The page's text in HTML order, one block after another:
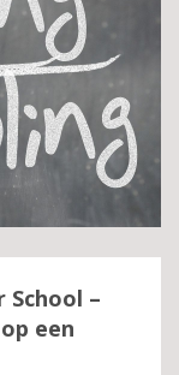
School –
een